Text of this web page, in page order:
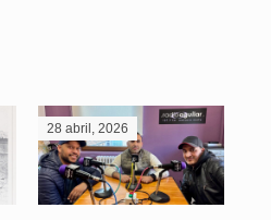
28 abril, 2026